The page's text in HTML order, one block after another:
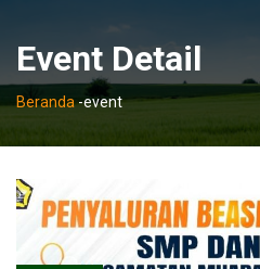
Event Detail
Beranda-event